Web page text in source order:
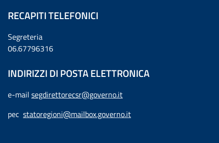
RECAPITI TELEFONICI
Segreteria
06.67796316
INDIRIZZI DI POSTA ELETTRONICA
e-mail segdirettorecsr@governo.it
pec statoregioni@mailbox.governo.it